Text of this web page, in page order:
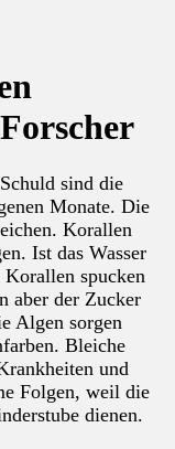
sind die
Monate. Die
Korallen
Ist das Wasser
spucken
aber der Zucker
Algen sorgen
Bleiche
und
Folgen, weil die
dienen.